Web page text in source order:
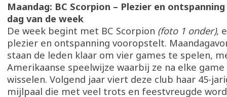
Maandag: BC Scorpion – Plezier en
dag van de week
De week begint met BC Scorpion (foto 1 onder),
plezier en ontspanning vooropstelt.
staan de leden klaar om vier games te spelen,
Amerikaanse speelwijze waarbij ze na elke game
wisselen. Volgend jaar viert deze club haar 45-
mijlpaal die met veel trots en feestvreugde